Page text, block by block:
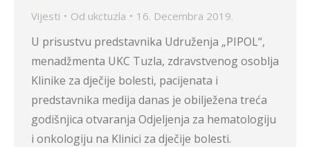
Vijesti Od ukctuzla 16. Decembra 2019.
U prisustvu predstavnika Udruženja „PIPOL“,
menadžmenta UKC Tuzla, zdravstvenog osoblja
Klinike za dječije bolesti, pacijenata i
predstavnika medija danas je obilježena treća
godišnjica otvaranja Odjeljenja za hematologiju
i onkologiju na Klinici za dječije bolesti.